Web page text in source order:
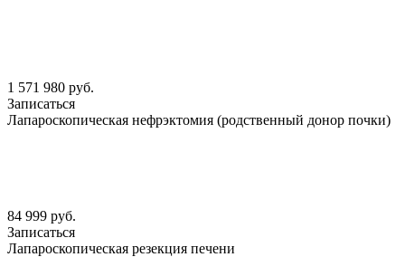
1 571 980 руб.
Записаться
Лапароскопическая нефрэктомия (родственный донор почки)
84 999 руб.
Записаться
Лапароскопическая резекция печени